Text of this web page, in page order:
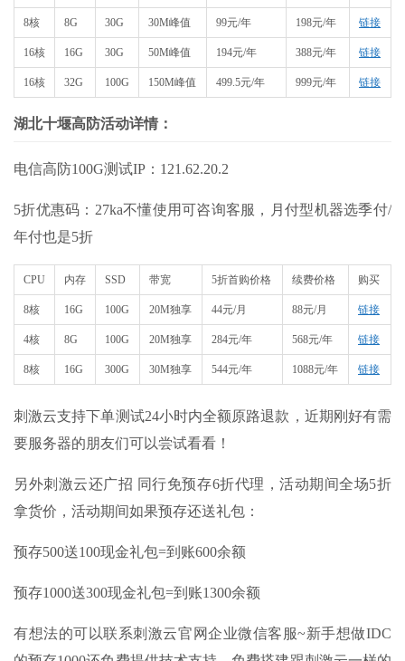
8核 8G 30G 30M峰值 99元/年 198元/年 链接
16核 16G 30G 50M峰值 194元/年 388元/年 链接
16核 32G 100G 150M峰值 499.5元/年 999元/年 链接
湖北十堰高防活动详情：
电信高防100G测试IP：121.62.20.2
5折优惠码：27ka不懂使用可咨询客服，月付型机器选季付/
年付也是5折
CPU 内存 SSD 带宽 5折首购价格 续费价格 购买
8核 16G 100G 20M独享 44元/月 88元/月 链接
4核 8G 100G 20M独享 284元/年 568元/年 链接
8核 16G 300G 30M独享 544元/年 1088元/年 链接
刺激云支持下单测试24小时内全额原路退款，近期刚好有需
要服务器的朋友们可以尝试看看！
另外刺激云还广招 同行免预存6折代理，活动期间全场5折
拿货价，活动期间如果预存还送礼包：
预存500送100现金礼包=到账600余额
预存1000送300现金礼包=到账1300余额
有想法的可以联系刺激云官网企业微信客服~新手想做IDC